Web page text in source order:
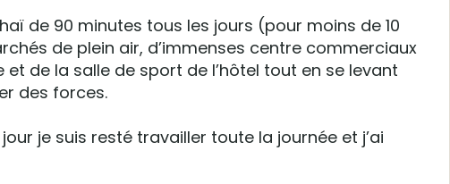
de 90 minutes tous les jours (pour moins de 10
de plein air, d’immenses centre commerciaux
de la salle de sport de l’hôtel tout en se levant
des forces.
jour je suis resté travailler toute la journée et j’ai